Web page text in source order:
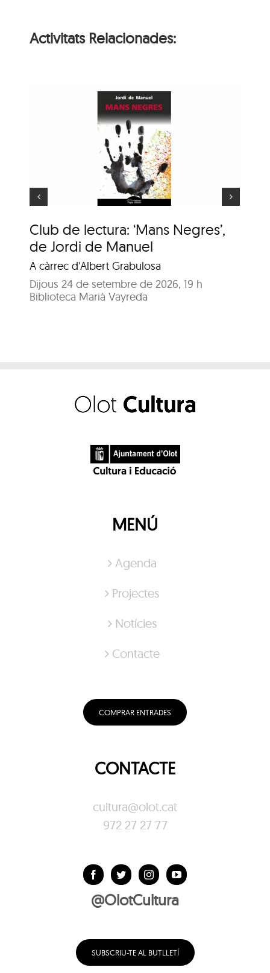
Activitats Relacionades:
Club de lectura: ‘Mans Negres’,
de Jordi de Manuel
A càrrec d'Albert Grabulosa
Dijous 24 de setembre de 2026, 19 h
Biblioteca Marià Vayreda
Animaler
MENÚ
Agenda
Projectes
Notícies
Contacte
COMPRAR ENTRADES
CONTACTE
cultura@olot.cat
972 27 27 77
@OlotCultura
SUBSCRIU-TE AL BUTLLETÍ